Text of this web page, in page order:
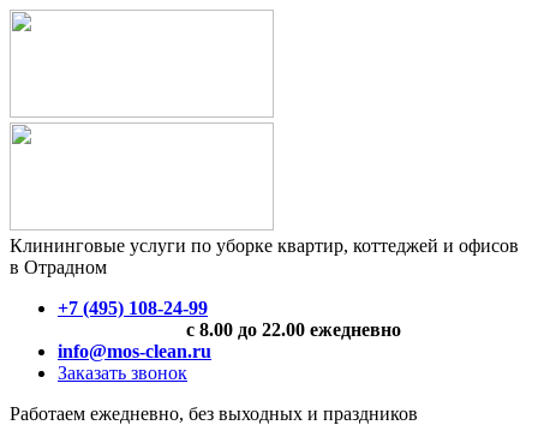
Клининговые услуги по уборке квартир, коттеджей и офисов
в Отрадном
+7 (495) 108-24-99
с 8.00 до 22.00 ежедневно
info@mos-clean.ru
Заказать звонок
Работаем ежедневно, без выходных и праздников